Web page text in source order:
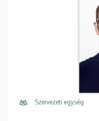
Szervezeti egység